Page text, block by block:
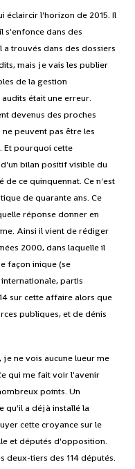
éclaircir l'horizon de 2015. Il
s'enfonce dans des
trouvés dans des dossiers
mais je vais les publier
de la gestion
était une erreur.
devenus des proches
peuvent pas être les
Et pourquoi cette
bilan positif visible du
de ce quinquennat. Ce n'est
de quarante ans. Ce
réponse donner en
Ainsi il vient de rédiger
2000, dans laquelle il
façon inique (se
partis
sur cette affaire alors que
publiques, et de dénis
ne vois aucune lueur me
qui me fait voir l'avenir
points. Un
qu'il a déjà installé la
cette croyance sur le
et députés d'opposition.
deux-tiers des 114 députés.